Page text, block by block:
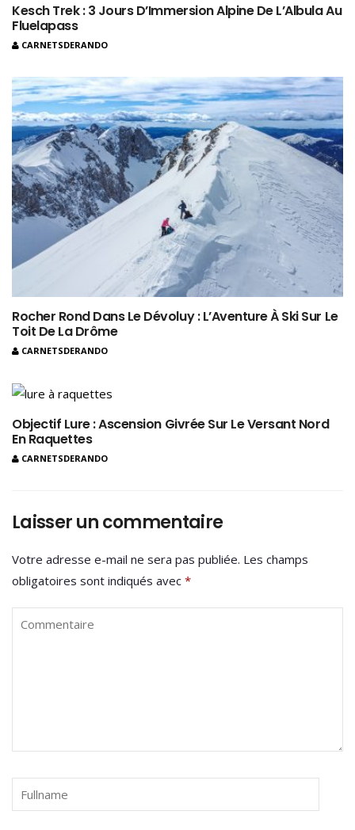
Kesch Trek : 3 Jours D’Immersion Alpine De L’Albula Au
Fluelapass
CARNETSDERANDO
Rocher Rond Dans Le Dévoluy : L’Aventure À Ski Sur Le
Toit De La Drôme
CARNETSDERANDO
Objectif Lure : Ascension Givrée Sur Le Versant Nord
En Raquettes
CARNETSDERANDO
Laisser un commentaire
Votre adresse e-mail ne sera pas publiée. Les champs
obligatoires sont indiqués avec *